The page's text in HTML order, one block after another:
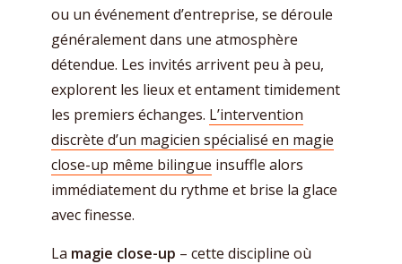
ou un événement d’entreprise, se déroule
généralement dans une atmosphère
détendue. Les invités arrivent peu à peu,
explorent les lieux et entament timidement
les premiers échanges. L’intervention
discrète d’un magicien spécialisé en magie
close-up même bilingue insuffle alors
immédiatement du rythme et brise la glace
avec finesse.
La magie close-up – cette discipline où